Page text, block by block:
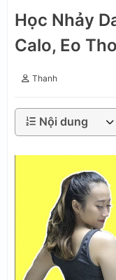
Học Nhảy
Calo, Eo
Thanh
Nội dung